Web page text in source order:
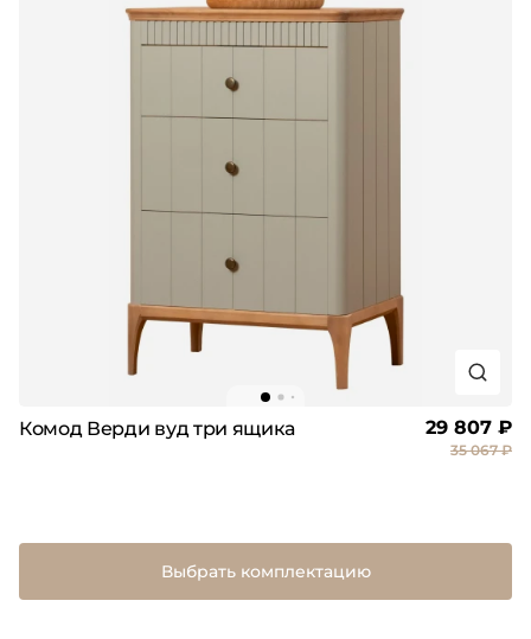
Комод Верди вуд три ящика 29 807 ₽
35 067 ₽
Выбрать комплектацию